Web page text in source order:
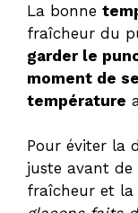
La bonne
fraîcheur du
garder le
moment de
température
Pour éviter la
juste avant de
fraîcheur et la